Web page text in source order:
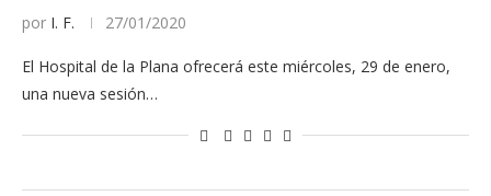
por I. F. 27/01/2020
El Hospital de la Plana ofrecerá este miércoles, 29 de enero,
una nueva sesión…